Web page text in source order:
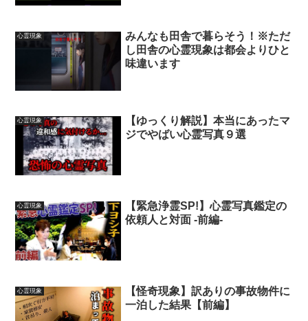
心霊現象
みんなも田舎で暮らそう！※ただ
し田舎の心霊現象は都会よりひと
味違います
心霊現象
【ゆっくり解説】本当にあったマ
ジでやばい心霊写真９選
心霊現象
【緊急浄霊SP!】心霊写真鑑定の
依頼人と対面 -前編-
心霊現象
【怪奇現象】訳ありの事故物件に
一泊した結果【前編】